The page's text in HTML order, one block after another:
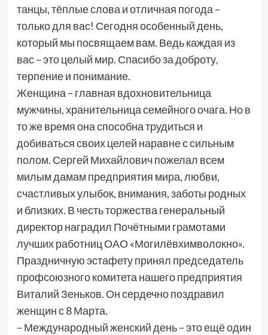
танцы, тёплые слова и отличная погода –
только для вас! Сегодня особенный день,
который мы посвящаем вам. Ведь каждая из
вас – это целый мир. Спасибо за доброту,
терпение и понимание.
Женщина – главная вдохновительница
мужчины, хранительница семейного очага. Но в
то же время она способна трудиться и
добиваться своих целей наравне с сильным
полом. Сергей Михайлович пожелал всем
милым дамам предприятия мира, любви,
счастливых улыбок, внимания, заботы родных
и близких. В честь торжества генеральный
директор наградил Почётными грамотами
лучших работниц ОАО «Могилёвхимволокно».
Праздничную эстафету принял председатель
профсоюзного комитета нашего предприятия
Виталий Зеньков. Он сердечно поздравил
женщин с 8 Марта.
– Международный женский день – это ещё один